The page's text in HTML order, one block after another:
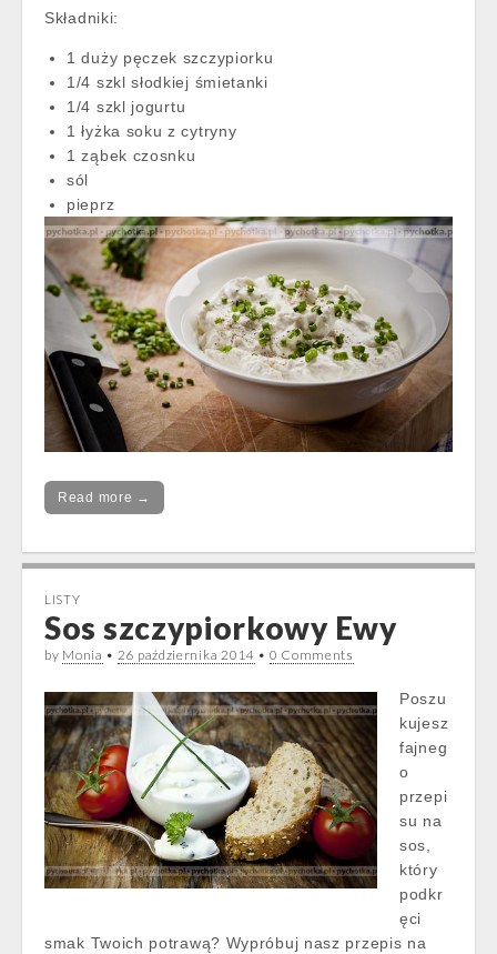
Składniki:
1 duży pęczek szczypiorku
1/4 szkl słodkiej śmietanki
1/4 szkl jogurtu
1 łyżka soku z cytryny
1 ząbek czosnku
sól
pieprz
Read more →
LISTY
Sos szczypiorkowy Ewy
by Monia • 26 października 2014 • 0 Comments
Poszu
kujesz
fajneg
o
przepi
su na
sos,
który
podkr
ęci
smak Twoich potrawą? Wypróbuj nasz przepis na